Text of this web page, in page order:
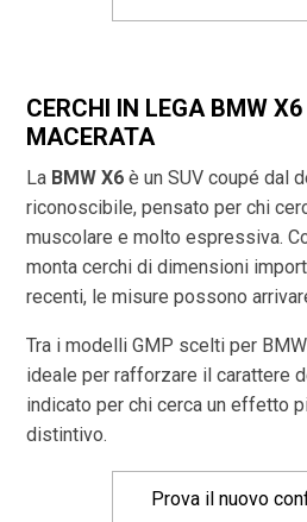
CERCHI IN LEGA BMW
MACERATA
La BMW X6 è un SUV coupé dal
riconoscibile, pensato per chi
muscolare e molto espressiva.
monta cerchi di dimensioni
recenti, le misure possono
Tra i modelli GMP scelti per
ideale per rafforzare il carattere
indicato per chi cerca un effetto
distintivo.
Prova il nuovo